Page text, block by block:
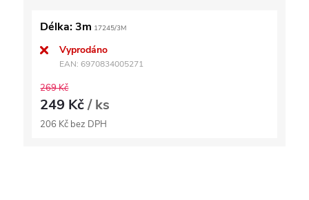
Délka: 3m 17245/3M
Vyprodáno
EAN: 6970834005271
269 Kč
249 Kč/ ks
206 Kč bez DPH